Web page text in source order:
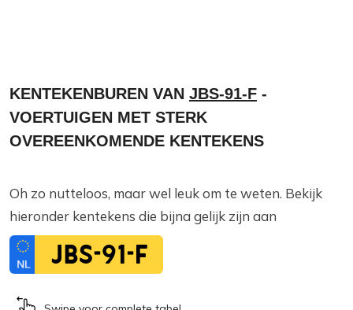
KENTEKENBUREN VAN JBS-91-F -
VOERTUIGEN MET STERK
OVEREENKOMENDE KENTEKENS
Oh zo nutteloos, maar wel leuk om te weten. Bekijk
hieronder kentekens die bijna gelijk zijn aan
JBS-91-F